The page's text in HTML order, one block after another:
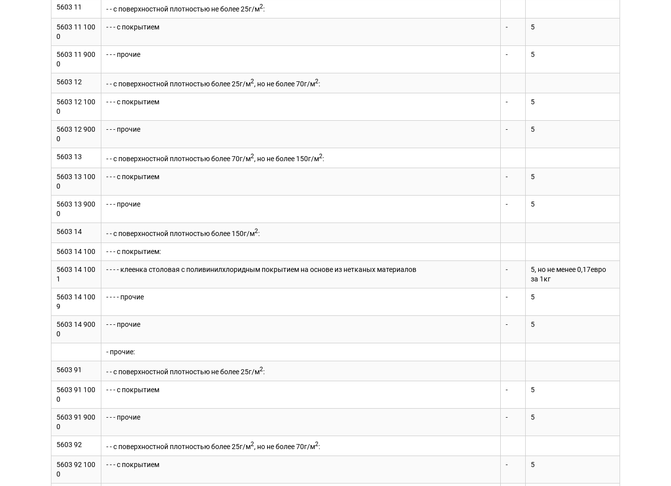
5603 11 - - с поверхностной плотностью не более 25г/м2:
5603 11 100
0
- - - с покрытием - 5
5603 11 900
0
- - - прочие - 5
5603 12 - - с поверхностной плотностью более 25г/м2, но не более 70г/м2:
5603 12 100
0
- - - с покрытием - 5
5603 12 900
0
- - - прочие - 5
5603 13 - - с поверхностной плотностью более 70г/м2, но не более 150г/м2:
5603 13 100
0
- - - с покрытием - 5
5603 13 900
0
- - - прочие - 5
5603 14 - - с поверхностной плотностью более 150г/м2:
5603 14 100 - - - с покрытием:
5603 14 100
1
- - - - клеенка столовая с поливинилхлоридным покрытием на основе из нетканых материалов -
5, но не менее 0,17евро
за 1кг
5603 14 100
9
- - - - прочие - 5
5603 14 900
0
- - - прочие - 5
- прочие:
5603 91 - - с поверхностной плотностью не более 25г/м2:
5603 91 100
0
- - - с покрытием - 5
5603 91 900
0
- - - прочие - 5
5603 92 - - с поверхностной плотностью более 25г/м2, но не более 70г/м2:
5603 92 100
0
- - - с покрытием - 5